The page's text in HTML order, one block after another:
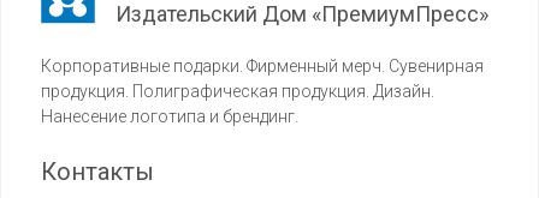
Издательский Дом «ПремиумПресс»
Корпоративные подарки. Фирменный мерч. Сувенирная
продукция. Полиграфическая продукция. Дизайн.
Нанесение логотипа и брендинг.
Контакты